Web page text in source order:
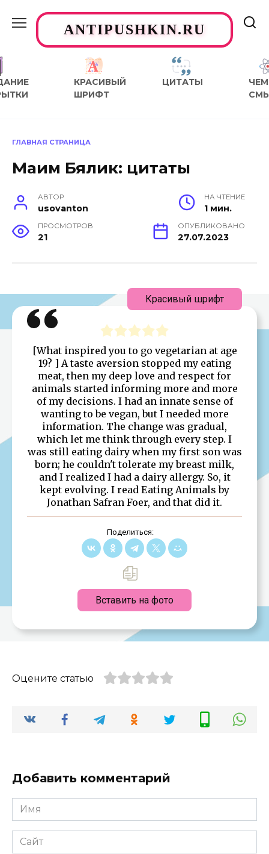
содержаниюANTIPUSHKIN.RU
КРАСИВЫЙ
ШРИФТ
ЦИТАТЫ
ЧЕМ
ГЛАВНАЯ СТРАНИЦА
Маим Бялик: цитаты
АВТОР
usovanton
НА ЧТЕНИЕ
1 мин.
ПРОСМОТРОВ
21
ОПУБЛИКОВАНО
27.07.2023
[What inspired you to go vegetarian at age
19? ] A taste aversion stopped my eating
meat, then my deep love and respect for
animals started informing more and more
of my decisions. I had an innate sense of
wanting to be vegan, but I needed more
information. The change was gradual,
which let me think through every step. I
was still eating dairy when my first son was
born; he couldn't tolerate my breast milk,
and I realized I had a dairy allergy. So, it
kept evolving. I read Eating Animals by
Jonathan Safran Foer, and that did it.
Поделиться:
Вставить на фото
Красивый шрифт
Оцените статью
Добавить комментарий
Имя
*
Сайт